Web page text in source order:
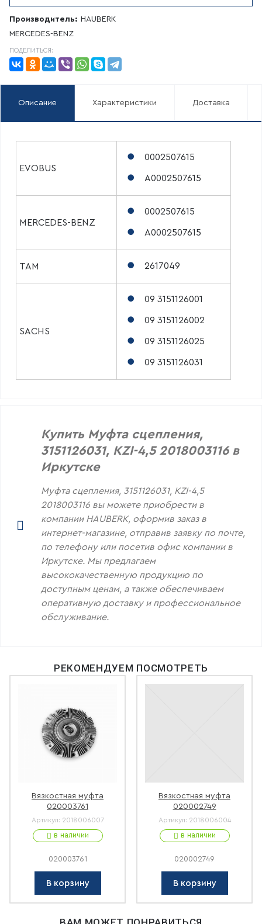
Производитель: HAUBERK
MERCEDES-BENZ
ПОДЕЛИТЬСЯ:
Описание Характеристики Доставка
EVOBUS
0002507615
A0002507615
MERCEDES-BENZ
0002507615
A0002507615
TAM 2617049
SACHS
09 3151126001
09 3151126002
09 3151126025
09 3151126031
Купить Муфта сцепления,
3151126031, KZI-4,5 2018003116 в
Иркутске
Муфта сцепления, 3151126031, KZI-4,5
2018003116 вы можете приобрести в
компании HAUBERK, оформив заказ в
интернет-магазине, отправив заявку по почте,
по телефону или посетив офис компании в
Иркутске. Мы предлагаем
высококачественную продукцию по
доступным ценам, а также обеспечиваем
оперативную доставку и профессиональное
обслуживание.
РЕКОМЕНДУЕМ ПОСМОТРЕТЬ
Вязкостная муфта
020003761
Артикул: 2018006007
в наличии
020003761
В корзину
Вязкостная муфта
020002749
Артикул: 2018006004
в наличии
020002749
В корзину